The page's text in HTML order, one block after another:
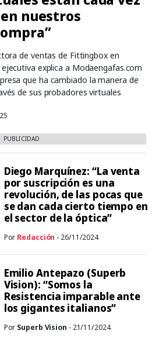
nuestros
de ventas de Fittingbox en
explica a Modaengafas.com
que ha cambiado la manera de
de sus probadores virtuales
PUBLICIDAD
Diego Marquínez: “La venta
por suscripción es una
revolución, de las pocas que
se dan cada cierto tiempo en
el sector de la óptica”
Por Redacción - 26/11/2024
Emilio Antepazo (Superb
Vision): “Somos la
Resistencia imparable ante
los gigantes italianos”
Por Superb Vision - 21/11/2024